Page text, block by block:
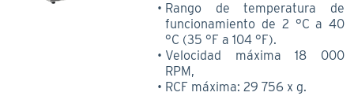
Rango de temperatura de
funcionamiento de 2 °C a 40
°C (35 °F a 104 °F).
Velocidad máxima 18 000
RPM,
RCF máxima: 29 756 x g.